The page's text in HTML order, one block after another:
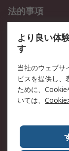
法的事項
クッキーポリ
RSについて
会社概要
プレスリリー
全世界のRS
ESGへの取り
より良い体
す
当社のウェブサ
ビスを提供し、
ために、
いては、 Cookie